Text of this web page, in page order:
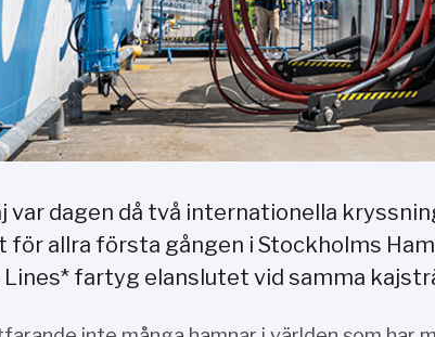
var dagen då två internationella
för allra första gången i Stockholms
Lines* fartyg elanslutet vid samma